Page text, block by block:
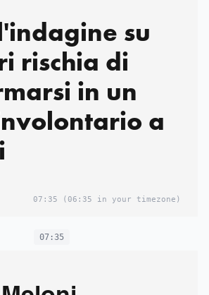
su
rischia di
in un
a
07:35 (06:35 in your timezone)
07:35